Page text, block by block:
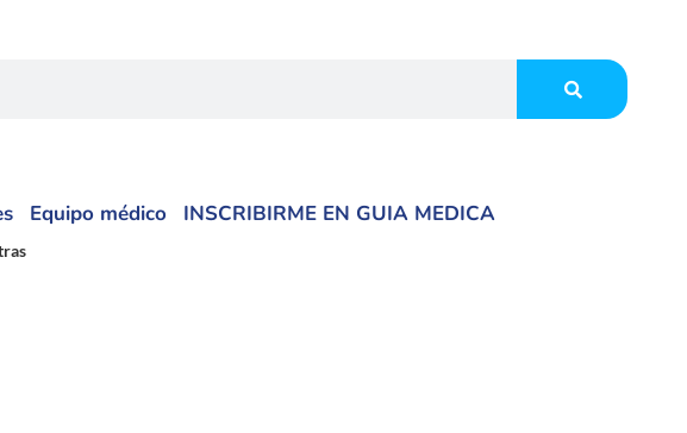
Equipo médico INSCRIBIRME EN GUIA MEDICA